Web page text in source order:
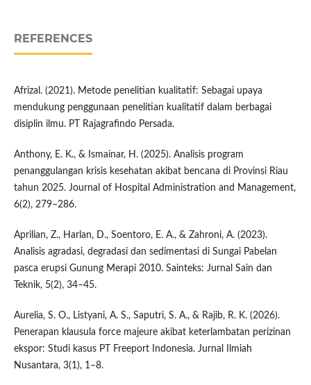
REFERENCES
Afrizal. (2021). Metode penelitian kualitatif: Sebagai upaya
mendukung penggunaan penelitian kualitatif dalam berbagai
disiplin ilmu. PT Rajagrafindo Persada.
Anthony, E. K., & Ismainar, H. (2025). Analisis program
penanggulangan krisis kesehatan akibat bencana di Provinsi Riau
tahun 2025. Journal of Hospital Administration and Management,
6(2), 279–286.
Aprilian, Z., Harlan, D., Soentoro, E. A., & Zahroni, A. (2023).
Analisis agradasi, degradasi dan sedimentasi di Sungai Pabelan
pasca erupsi Gunung Merapi 2010. Sainteks: Jurnal Sain dan
Teknik, 5(2), 34–45.
Aurelia, S. O., Listyani, A. S., Saputri, S. A., & Rajib, R. K. (2026).
Penerapan klausula force majeure akibat keterlambatan perizinan
ekspor: Studi kasus PT Freeport Indonesia. Jurnal Ilmiah
Nusantara, 3(1), 1–8.